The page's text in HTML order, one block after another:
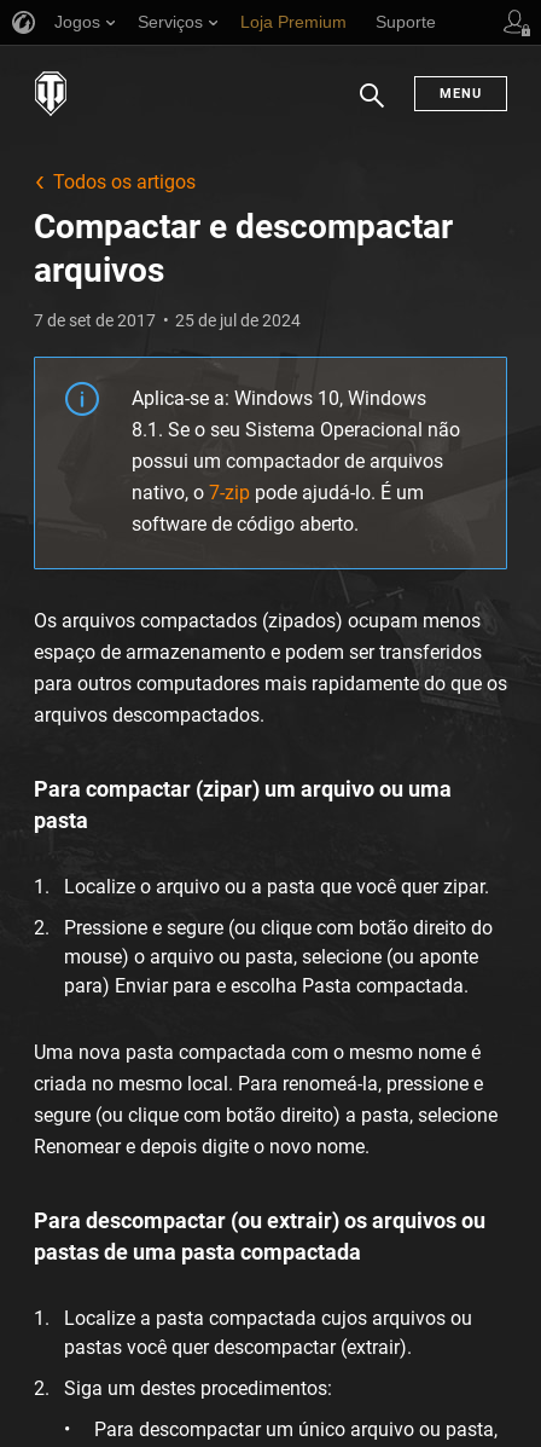
Jogos Serviços Loja Premium Suporte
MENU
Todos os artigos
Compactar e descompactar
arquivos
7 de set de 2017 25 de jul de 2024
Aplica-se a: Windows 10, Windows
8.1. Se o seu Sistema Operacional não
possui um compactador de arquivos
nativo, o 7-zip pode ajudá-lo. É um
software de código aberto.
Os arquivos compactados (zipados) ocupam menos
espaço de armazenamento e podem ser transferidos
para outros computadores mais rapidamente do que os
arquivos descompactados.
Para compactar (zipar) um arquivo ou uma
pasta
Localize o arquivo ou a pasta que você quer zipar.
Pressione e segure (ou clique com botão direito do
mouse) o arquivo ou pasta, selecione (ou aponte
para) Enviar para e escolha Pasta compactada.
Uma nova pasta compactada com o mesmo nome é
criada no mesmo local. Para renomeá-la, pressione e
segure (ou clique com botão direito) a pasta, selecione
Renomear e depois digite o novo nome.
Para descompactar (ou extrair) os arquivos ou
pastas de uma pasta compactada
Localize a pasta compactada cujos arquivos ou
pastas você quer descompactar (extrair).
Siga um destes procedimentos:
Para descompactar um único arquivo ou pasta,